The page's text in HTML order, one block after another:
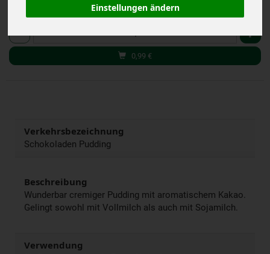
Einstellungen ändern
50 g
0,99 €
Verkehrsbezeichnung
Schokoladen Pudding
Beschreibung
Wunderbar cremiger Pudding mit aromatischem Kakao.
Gelingt sowohl mit Vollmilch als auch mit Sojamilch.
Verwendung